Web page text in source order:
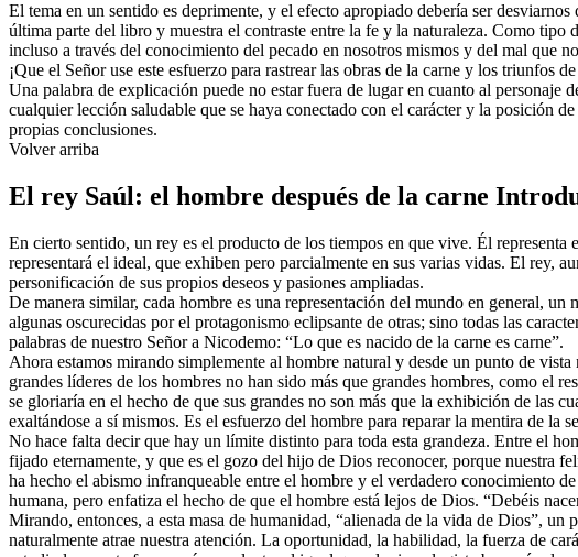
El tema en un sentido es deprimente, y el efecto apropiado debería ser
última parte del libro y muestra el contraste entre la fe y la naturaleza. Como
incluso a través del conocimiento del pecado en nosotros mismos y del mal que
¡Que el Señor use este esfuerzo para rastrear las obras de la carne y los triunfos
Una palabra de explicación puede no estar fuera de lugar en cuanto al personaje
cualquier lección saludable que se haya conectado con el carácter y la posición
propias conclusiones.
Volver arriba
El rey Saúl: el hombre después de la carne
En cierto sentido, un rey es el producto de los tiempos en que vive. Él
representará el ideal, que exhiben pero parcialmente en sus varias vidas. El rey,
personificación de sus propios deseos y pasiones ampliadas.
De manera similar, cada hombre es una representación del mundo en general,
algunas oscurecidas por el protagonismo eclipsante de otras; sino todas las
palabras de nuestro Señor a Nicodemo: “Lo que es nacido de la carne es carne”.
Ahora estamos mirando simplemente al hombre natural y desde un punto de
grandes líderes de los hombres no han sido más que grandes hombres, como el
se gloriaría en el hecho de que sus grandes no son más que la exhibición de las
exaltándose a sí mismos. Es el esfuerzo del hombre para reparar la mentira de la
No hace falta decir que hay un límite distinto para toda esta grandeza. Entre el
fijado eternamente, y que es el gozo del hijo de Dios reconocer, porque nuestra
ha hecho el abismo infranqueable entre el hombre y el verdadero conocimiento
humana, pero enfatiza el hecho de que el hombre está lejos de Dios. “Debéis
Mirando, entonces, a esta masa de humanidad, “alienada de la vida de Dios”,
naturalmente atrae nuestra atención. La oportunidad, la habilidad, la fuerza de